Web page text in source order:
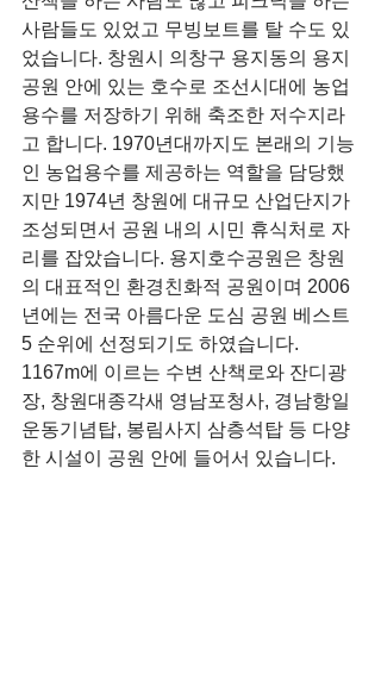
사람들도 있었고 무빙보트를 탈 수도 있
었습니다. 창원시 의창구 용지동의 용지
공원 안에 있는 호수로 조선시대에 농업
용수를 저장하기 위해 축조한 저수지라
고 합니다. 1970년대까지도 본래의 기능
인 농업용수를 제공하는 역할을 담당했
지만 1974년 창원에 대규모 산업단지가
조성되면서 공원 내의 시민 휴식처로 자
리를 잡았습니다. 용지호수공원은 창원
의 대표적인 환경친화적 공원이며 2006
년에는 전국 아름다운 도심 공원 베스트
5 순위에 선정되기도 하였습니다.
1167m에 이르는 수변 산책로와 잔디광
장, 창원대종각새 영남포청사, 경남항일
운동기념탑, 봉림사지 삼층석탑 등 다양
한 시설이 공원 안에 들어서 있습니다.